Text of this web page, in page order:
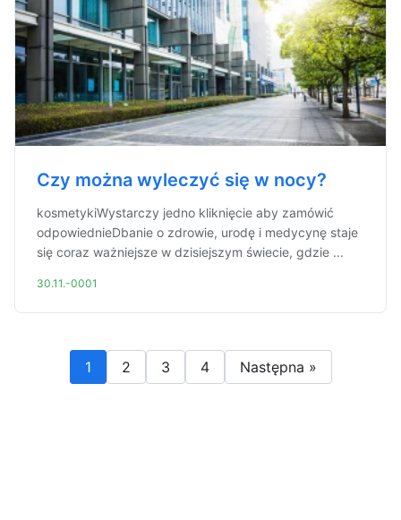
Czy można wyleczyć się w nocy?
kosmetykiWystarczy jedno kliknięcie aby zamówić
odpowiednieDbanie o zdrowie, urodę i medycynę staje
się coraz ważniejsze w dzisiejszym świecie, gdzie ...
30.11.-0001
1 2 3 4 Następna »